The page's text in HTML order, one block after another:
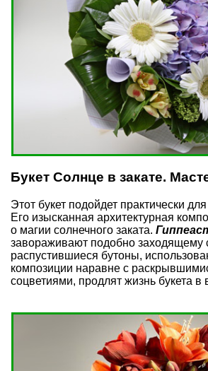
Букет Солнце в закате.
Этот букет подойдет практически
Его изысканная архитектурная
о магии солнечного заката.
завораживают подобно заходящему
распустившиеся бутоны,
композиции наравне с
соцветиями, продлят жизнь букета